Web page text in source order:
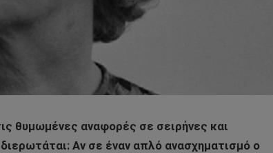
θυμωμένες αναφορές σε σειρήνες και
Αν σε έναν απλό ανασχηματισμό ο